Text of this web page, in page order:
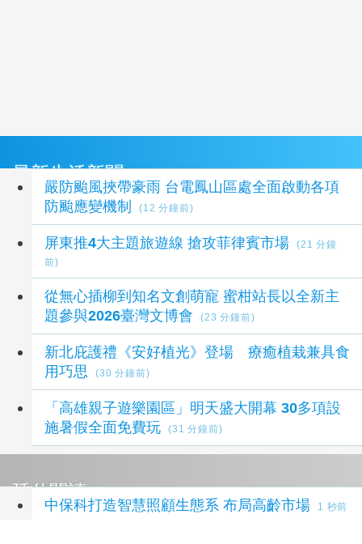
最新生活新聞
嚴防颱風挾帶豪雨 台電鳳山區處全面啟動各項
防颱應變機制
(12 分鐘前)
屏東推4大主題旅遊線 搶攻菲律賓市場
(21 分鐘
前)
從無心插柳到知名文創萌寵 蜜柑站長以全新主
題參與2026臺灣文博會
(23 分鐘前)
新北庇護禮《安好植光》登場 療癒植栽兼具食
用巧思
(30 分鐘前)
「高雄親子遊樂園區」明天盛大開幕 30多項設
施暑假全面免費玩
(31 分鐘前)
延伸閱讀
中保科打造智慧照顧生態系 布局高齡市場 1 秒前